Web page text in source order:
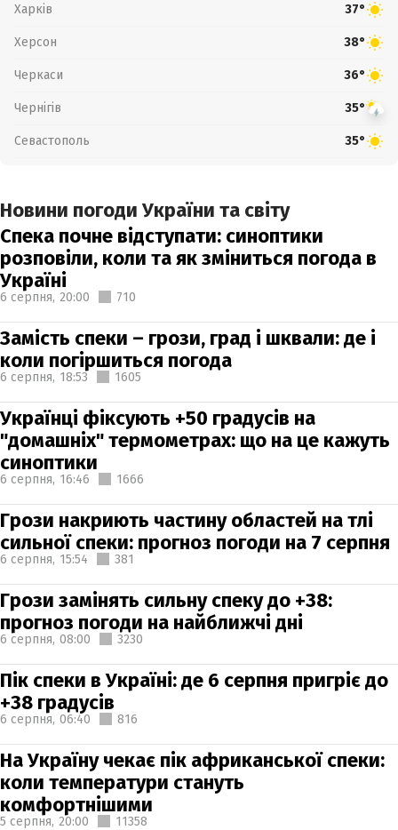
Харків 37°
Херсон 38°
Черкаси 36°
Чернігів 35°
Севастополь 35°
Новини погоди України та світу
Спека почне відступати: синоптики
розповіли, коли та як зміниться погода в
Україні
6 серпня, 20:00 710
Замість спеки – грози, град і шквали: де і
коли погіршиться погода
6 серпня, 18:53 1605
Українці фіксують +50 градусів на
"домашніх" термометрах: що на це кажуть
синоптики
6 серпня, 16:46 1666
Грози накриють частину областей на тлі
сильної спеки: прогноз погоди на 7 серпня
6 серпня, 15:54 381
Грози замінять сильну спеку до +38:
прогноз погоди на найближчі дні
6 серпня, 08:00 3230
Пік спеки в Україні: де 6 серпня пригріє до
+38 градусів
6 серпня, 06:40 816
На Україну чекає пік африканської спеки:
коли температури стануть
комфортнішими
5 серпня, 20:00 11358